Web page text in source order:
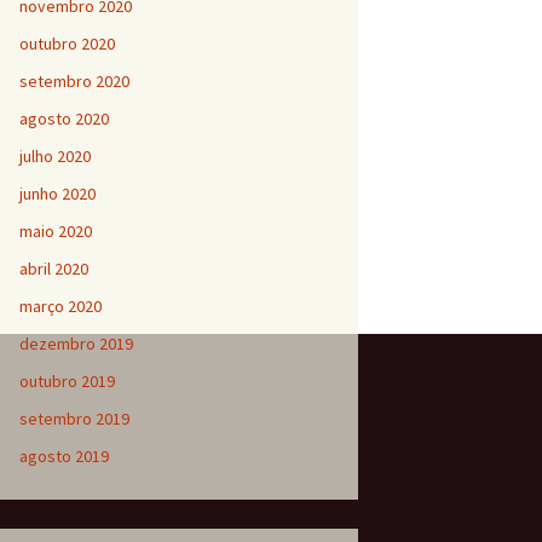
novembro 2020
outubro 2020
setembro 2020
agosto 2020
julho 2020
junho 2020
maio 2020
abril 2020
março 2020
dezembro 2019
outubro 2019
setembro 2019
agosto 2019